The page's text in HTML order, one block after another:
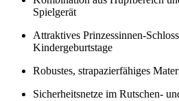
Spielgerät
Attraktives Prinzessinnen-
Kindergeburtstage
Robustes, strapazierfähiges
Sicherheitsnetze im Rutschen-